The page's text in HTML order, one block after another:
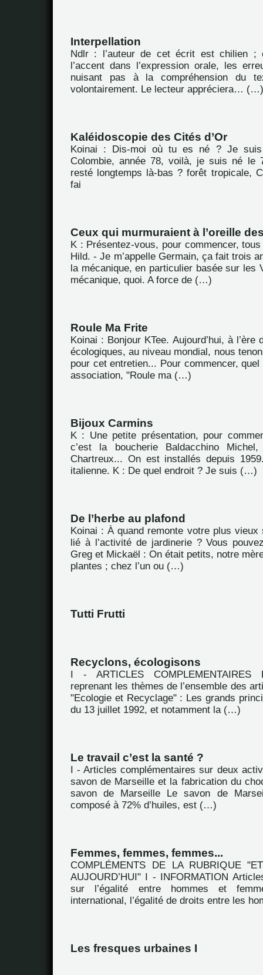
Interpellation
Ndlr : l’auteur de cet écrit est chilien ;
l’accent dans l’expression orale, les
nuisant pas à la compréhension du
volontairement. Le lecteur appréciera… (…)
Kaléidoscopie des Cités d’Or
Koinai : Dis-moi où tu es né ? Je
Colombie, année 78, voilà, je suis né
resté longtemps là-bas ? forêt tropicale,
fai
Ceux qui murmuraient à l’oreille
K : Présentez-vous, pour commencer,
Hild. - Je m’appelle Germain, ça fait trois
la mécanique, en particulier basée sur les
mécanique, quoi. A force de (…)
Roule Ma Frite
Koinai : Bonjour KTee. Aujourd’hui, à l’ère
écologiques, au niveau mondial, nous
pour cet entretien... Pour commencer, quel
association, "Roule ma (…)
Bijoux Carmins
K : Une petite présentation, pour
c’est la boucherie Baldacchino
Chartreux... On est installés depuis
italienne. K : De quel endroit ? Je suis (…)
De l’herbe au plafond
Koinai : À quand remonte votre plus vieux
lié à l’activité de jardinerie ? Vous
Greg et Mickaël : On était petits, notre
plantes ; chez l’un ou (…)
Tutti Frutti
Recyclons, écologisons
I - ARTICLES COMPLEMENTAIRES
reprenant les thèmes de l’ensemble des
"Ecologie et Recyclage" : Les grands
du 13 juillet 1992, et notamment la (…)
Le travail c’est la santé ?
I - Articles complémentaires sur deux
savon de Marseille et la fabrication du
savon de Marseille Le savon de
composé à 72% d’huiles, est (…)
Femmes, femmes, femmes...
COMPLÉMENTS DE LA RUBRIQUE
AUJOURD’HUI" I - INFORMATION
sur l’égalité entre hommes et
international, l’égalité de droits entre les
Les fresques urbaines I